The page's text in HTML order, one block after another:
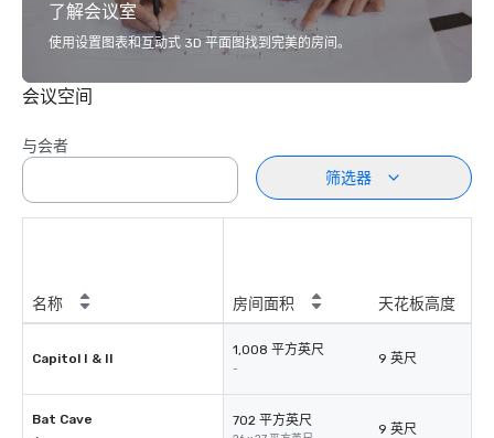
了解会议室
使用设置图表和互动式 3D 平面图找到完美的房间。
会议空间
与会者
筛选器
名称 房间面积 天花板高度
Capitol I & II
1,008 平方英尺
-
9 英尺
Bat Cave 702 平方英尺
9 英尺